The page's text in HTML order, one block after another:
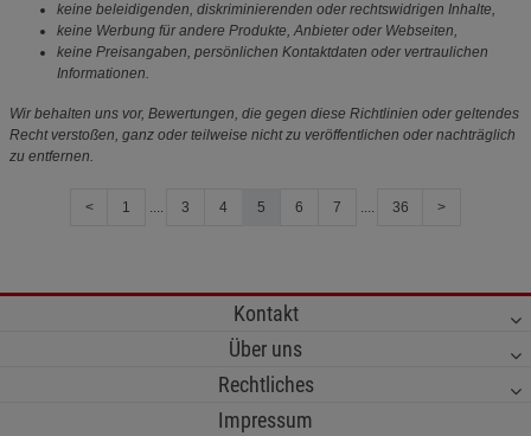
keine beleidigenden, diskriminierenden oder rechtswidrigen Inhalte,
keine Werbung für andere Produkte, Anbieter oder Webseiten,
keine Preisangaben, persönlichen Kontaktdaten oder vertraulichen
Informationen.
Wir behalten uns vor, Bewertungen, die gegen diese Richtlinien oder geltendes
Recht verstoßen, ganz oder teilweise nicht zu veröffentlichen oder nachträglich
zu entfernen.
< 1 .... 3 4 5 6 7 .... 36 >
Kontakt
Über uns
Rechtliches
Impressum